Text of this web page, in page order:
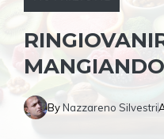
MANGIANDO
By Nazzareno Silvestri